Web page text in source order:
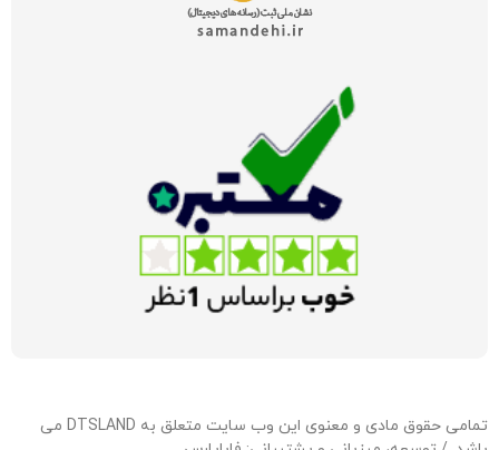
تمامی حقوق مادی و معنوی این وب سایت متعلق به DTSLAND می